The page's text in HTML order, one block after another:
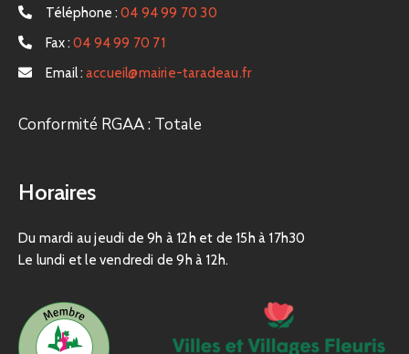
Téléphone : 04 94 99 70 30
Fax : 04 94 99 70 71
Email : accueil@mairie-taradeau.fr
Conformité RGAA : Totale
Horaires
Du mardi au jeudi de 9h à 12h et de 15h à 17h30
Le lundi et le vendredi de 9h à 12h.